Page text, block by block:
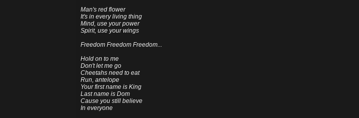
Man's red flower
It's in every living thing
Mind, use your power
Spirit, use your wings
Freedom Freedom Freedom...
Hold on to me
Don't let me go
Cheetahs need to eat
Run, antelope
Your first name is King
Last name is Dom
Cause you still believe
In everyone